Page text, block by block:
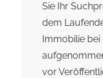
Sie Ihr
dem
Immobilie bei
vor